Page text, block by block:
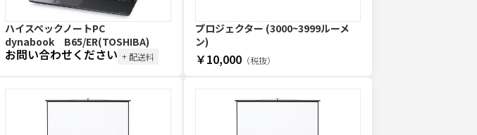
ハイスペックノートPC
dynabook B65/ER(TOSHIBA)
お問い合わせください + 配送料
プロジェクター (3000~3999ルーメ
ン)
￥10,000（税抜）